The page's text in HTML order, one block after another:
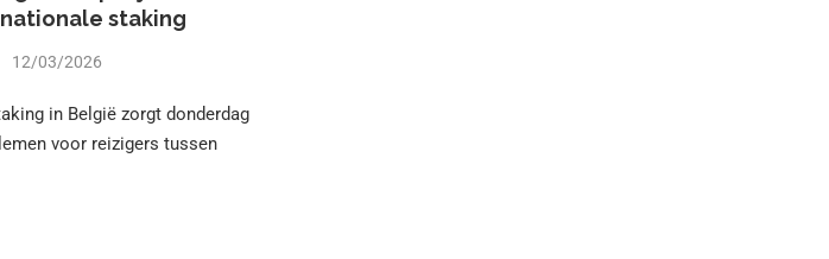
staking
12/03/2026
in België zorgt donderdag
voor reizigers tussen